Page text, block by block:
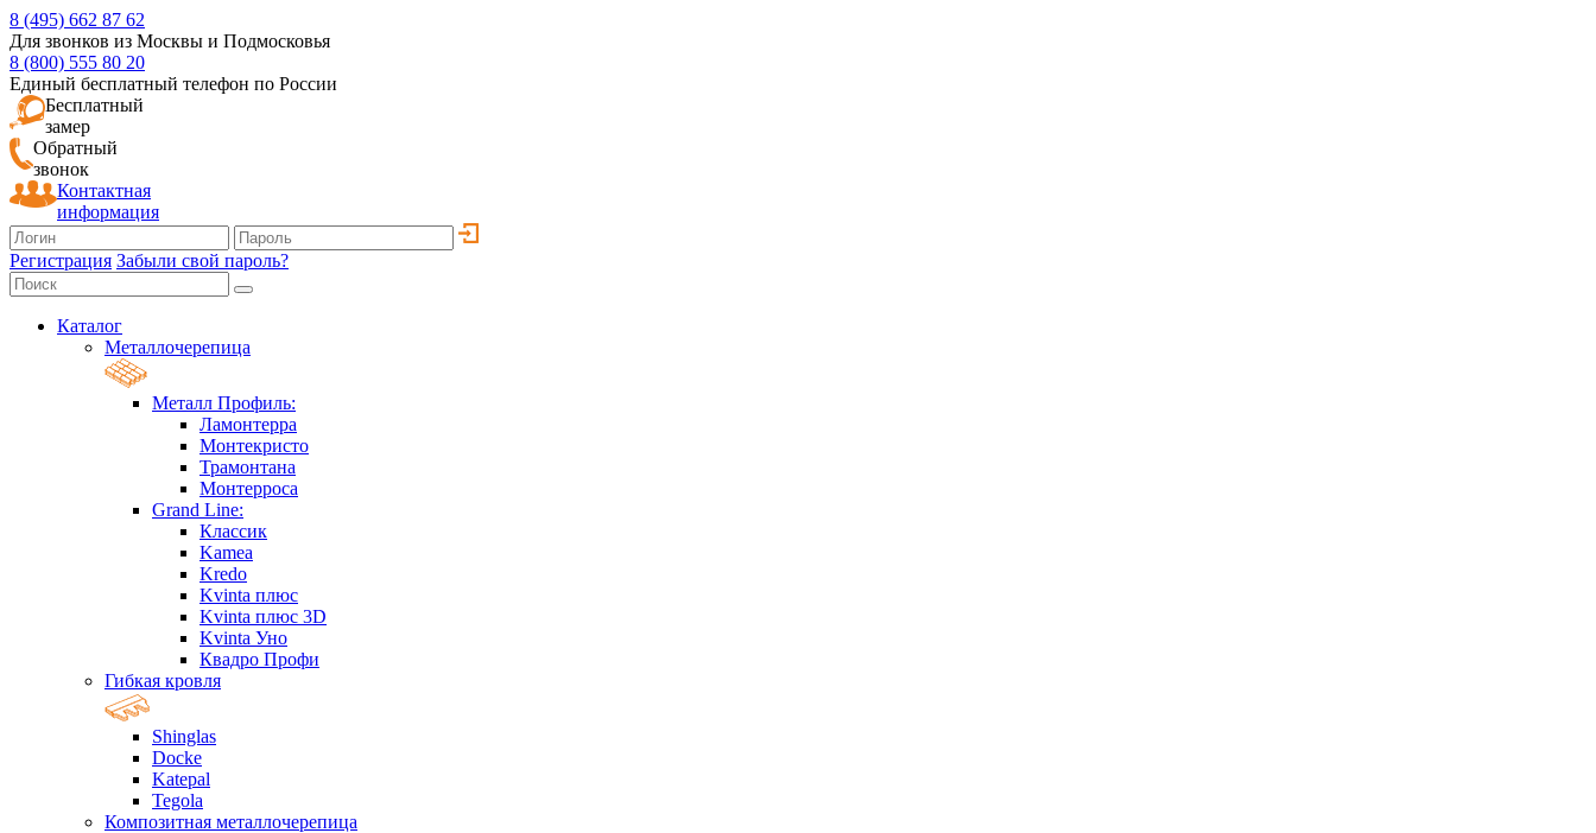
8 (495) 662 87 62
Для звонков из Москвы и Подмосковья
8 (800) 555 80 20
Единый бесплатный телефон по России
Бесплатный
замер
Обратный
звонок
Контактная
информация
Регистрация Забыли свой пароль?
Каталог
Металлочерепица
Металл Профиль:
Ламонтерра
Монтекристо
Трамонтана
Монтерроса
Grand Line:
Классик
Kamea
Kredo
Kvinta плюс
Kvinta плюс 3D
Kvinta Уно
Квадро Профи
Гибкая кровля
Shinglas
Docke
Katepal
Tegola
Композитная металлочерепица